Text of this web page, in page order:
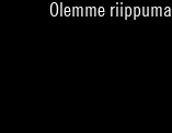
Olemme